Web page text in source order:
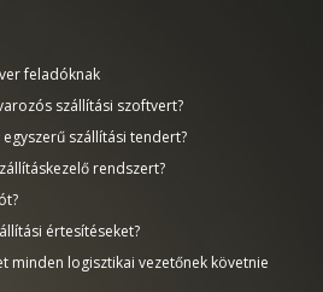
feladóknak
szállítási szoftvert?
szállítási tendert?
rendszert?
értesítéseket?
minden logisztikai vezetőnek követnie